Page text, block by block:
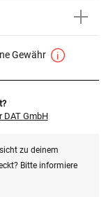
Gewähr
DAT GmbH
zu deinem
Bitte informiere